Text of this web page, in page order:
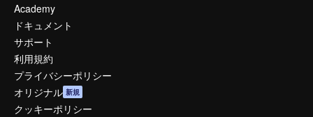
Academy
ドキュメント
サポート
利用規約
プライバシーポリシー
オリジナル 新規
クッキーポリシー